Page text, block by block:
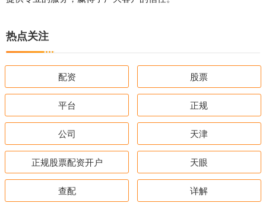
热点关注
配资 股票
平台 正规
公司 天津
正规股票配资开户 天眼
查配 详解